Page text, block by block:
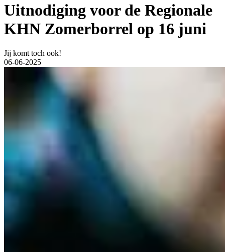
Uitnodiging voor de Regionale
KHN Zomerborrel op 16 juni
Jij komt toch ook!
06-06-2025